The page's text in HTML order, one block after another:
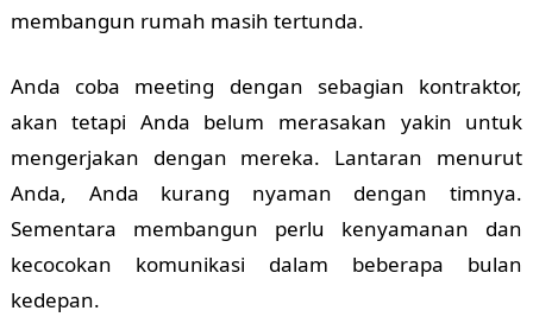
membangun rumah masih tertunda.
Anda coba meeting dengan sebagian kontraktor,
akan tetapi Anda belum merasakan yakin untuk
mengerjakan dengan mereka. Lantaran menurut
Anda, Anda kurang nyaman dengan timnya.
Sementara membangun perlu kenyamanan dan
kecocokan komunikasi dalam beberapa bulan
kedepan.